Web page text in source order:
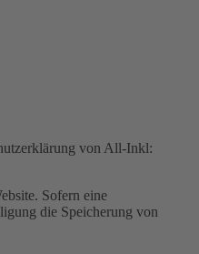
von All-Inkl:
Sofern eine
die Speicherung von